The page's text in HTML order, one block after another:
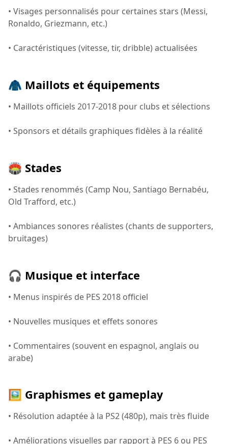
• Visages personnalisés pour certaines stars (Messi,
Ronaldo, Griezmann, etc.)
• Caractéristiques (vitesse, tir, dribble) actualisées
🧥 Maillots et équipements
• Maillots officiels 2017-2018 pour clubs et sélections
• Sponsors et détails graphiques fidèles à la réalité
🏟️ Stades
• Stades renommés (Camp Nou, Santiago Bernabéu,
Old Trafford, etc.)
• Ambiances sonores réalistes (chants de supporters,
bruitages)
🎧 Musique et interface
• Menus inspirés de PES 2018 officiel
• Nouvelles musiques et effets sonores
• Commentaires (souvent en espagnol, anglais ou
arabe)
🖼️ Graphismes et gameplay
• Résolution adaptée à la PS2 (480p), mais très fluide
• Améliorations visuelles par rapport à PES 6 ou PES